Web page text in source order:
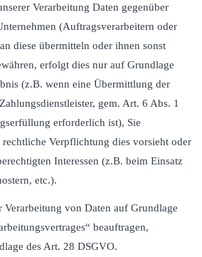
Verarbeitung Daten gegenüber
(Auftragsverarbeitern oder
diese übermitteln oder ihnen sonst
erfolgt dies nur auf Grundlage
(z.B. wenn eine Übermittlung der
gem. Art. 6 Abs. 1
erforderlich ist), Sie
Verpflichtung dies vorsieht oder
Interessen (z.B. beim Einsatz
etc.).
von Daten auf Grundlage
beauftragen,
des Art. 28 DSGVO.